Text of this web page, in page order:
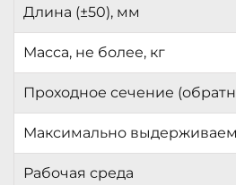
Длина (±50), мм
Масса, не более, кг
Проходное сечение
Максимально
Рабочая среда